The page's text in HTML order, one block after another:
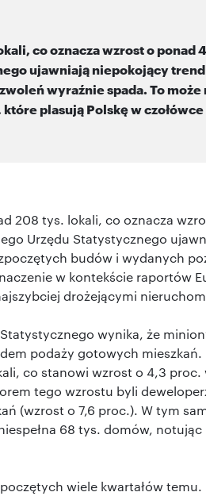
co oznacza wzrost o ponad
ujawniają niepokojący
wyraźnie spada. To może
plasują Polskę w
208 tys. lokali, co oznacza
Urzędu Statystycznego
budów i wydanych
w kontekście raportów
drożejącymi
wynika, że
podaży gotowych mieszkań.
co stanowi wzrost o 4,3 proc.
tego wzrostu byli
(wzrost o 7,6 proc.). W tym
68 tys. domów, notując
wiele kwartałów temu.